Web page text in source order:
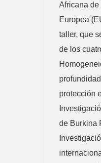
Africana
Europea
taller, que
de los
protección
de Burkina